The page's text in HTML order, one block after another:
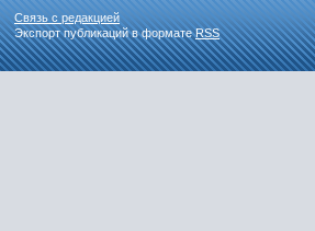
Связь с редакцией
Экспорт публикаций в форматеRSS